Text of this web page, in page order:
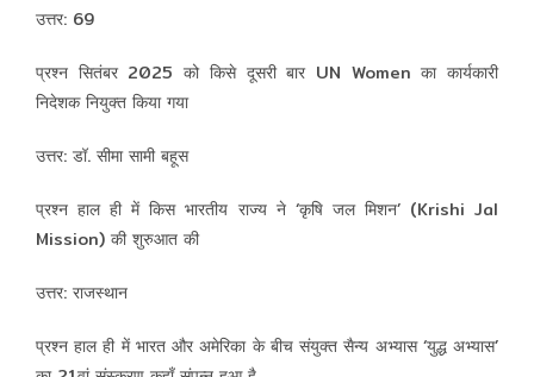
उत्तर: 69
प्रश्न सितंबर 2025 को किसे दूसरी बार UN Women का कार्यकारी
निदेशक नियुक्त किया गया
उत्तर: डॉ. सीमा सामी बहूस
प्रश्न हाल ही में किस भारतीय राज्य ने ‘कृषि जल मिशन’ (Krishi Jal
Mission) की शुरुआत की
उत्तर: राजस्थान
प्रश्न हाल ही में भारत और अमेरिका के बीच संयुक्त सैन्य अभ्यास ‘युद्ध अभ्यास’